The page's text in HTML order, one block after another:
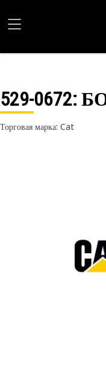
529-0672:
Торговая марка: Cat